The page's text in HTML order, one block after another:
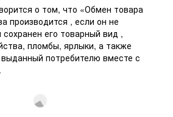
о том, что «Обмен товара
производится , если он не
его товарный вид ,
пломбы, ярлыки, а также
потребителю вместе с